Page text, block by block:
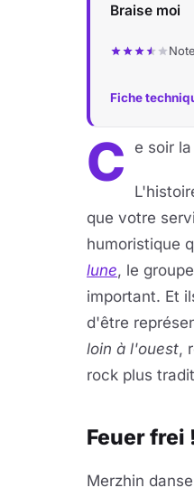
Braise moi
Fiche
C e soir
que votre
humoristique
lune, le
important. Et
d'être
loin à l'ouest,
rock plus
Feuer frei
Merzhin